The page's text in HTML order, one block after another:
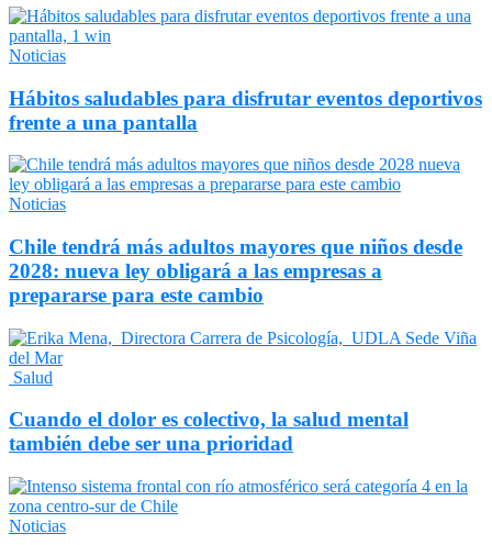
Noticias
Hábitos saludables para disfrutar eventos deportivos
frente a una pantalla
Noticias
Chile tendrá más adultos mayores que niños desde
2028: nueva ley obligará a las empresas a
prepararse para este cambio
Salud
Cuando el dolor es colectivo, la salud mental
también debe ser una prioridad
Noticias